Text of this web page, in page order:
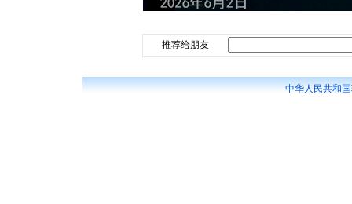
推荐给朋友
中华人民共和